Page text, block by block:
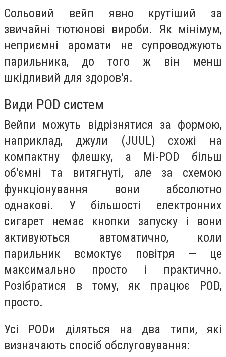
Сольовий вейп явно крутіший за
звичайні тютюнові вироби. Як мінімум,
неприємні аромати не супроводжують
парильника, до того ж він менш
шкідливий для здоров'я.
Види POD систем
Вейпи можуть відрізнятися за формою,
наприклад, джули (JUUL) схожі на
компактну флешку, а Mi-POD більш
об'ємні та витягнуті, але за схемою
функціонування вони абсолютно
однакові. У більшості електронних
сигарет немає кнопки запуску і вони
активуються автоматично, коли
парильник всмоктує повітря — це
максимально просто і практично.
Розібратися в тому, як працює POD,
просто.
Усі PODи діляться на два типи, які
визначають спосіб обслуговування: